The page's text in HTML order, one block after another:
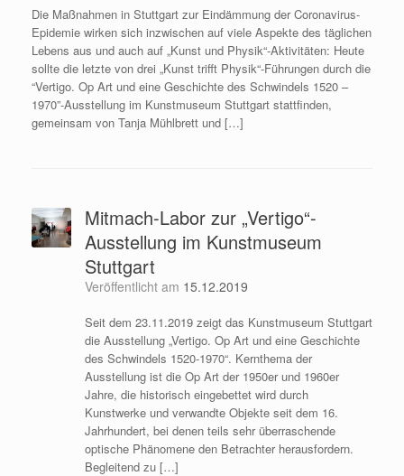
Die Maßnahmen in Stuttgart zur Eindämmung der Coronavirus-
Epidemie wirken sich inzwischen auf viele Aspekte des täglichen
Lebens aus und auch auf „Kunst und Physik“-Aktivitäten: Heute
sollte die letzte von drei „Kunst trifft Physik“-Führungen durch die
“Vertigo. Op Art und eine Geschichte des Schwindels 1520 –
1970”-Ausstellung im Kunstmuseum Stuttgart stattfinden,
gemeinsam von Tanja Mühlbrett und […]
Mitmach-Labor zur „Vertigo“-
Ausstellung im Kunstmuseum
Stuttgart
Veröffentlicht am 15.12.2019
Seit dem 23.11.2019 zeigt das Kunstmuseum Stuttgart
die Ausstellung „Vertigo. Op Art und eine Geschichte
des Schwindels 1520-1970“. Kernthema der
Ausstellung ist die Op Art der 1950er und 1960er
Jahre, die historisch eingebettet wird durch
Kunstwerke und verwandte Objekte seit dem 16.
Jahrhundert, bei denen teils sehr überraschende
optische Phänomene den Betrachter herausfordern.
Begleitend zu […]